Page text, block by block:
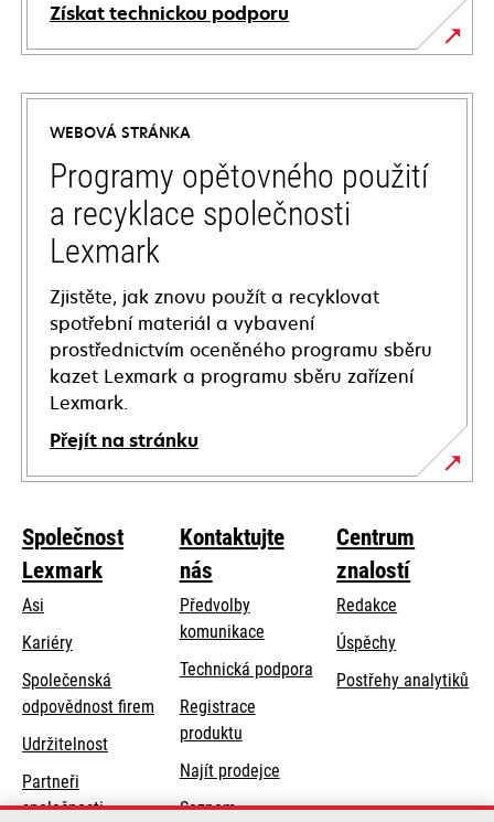
Získat technickou podporu
opens
in
new
tab
WEBOVÁ STRÁNKA
Programy opětovného použití
a recyklace společnosti
Lexmark
Zjistěte, jak znovu použít a recyklovat
spotřební materiál a vybavení
prostřednictvím oceněného programu sběru
kazet Lexmark a programu sběru zařízení
Lexmark.
Přejít na stránku
Společnost
Lexmark
Asi
Kariéry
Společenská
odpovědnost firem opens
new
tab
Udržitelnost
Partneři
společnosti
Kontaktujte
nás
Předvolby
komunikace
Technická podporaopens
Registrace
produktu
Najít prodejce
Seznam
Centrum
znalostí
Redakce
Úspěchy
Postřehy analytiků